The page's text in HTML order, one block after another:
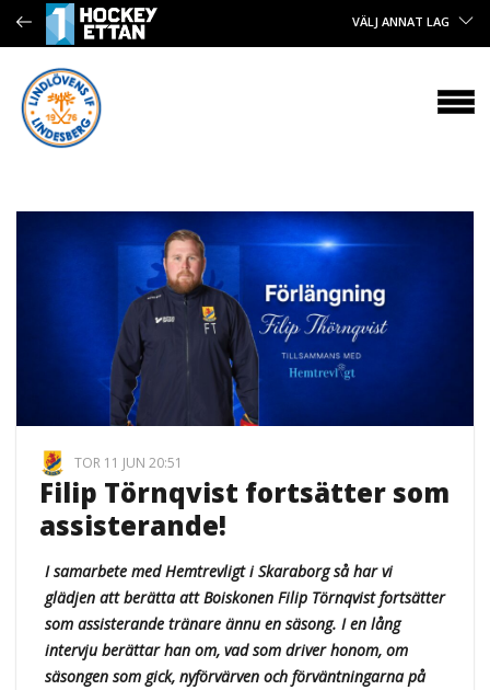
VÄLJ ANNAT LAG
TOR 11 JUN 20:51
Filip Törnqvist fortsätter som
assisterande!
I samarbete med Hemtrevligt i Skaraborg så har vi
glädjen att berätta att Boiskonen Filip Törnqvist fortsätter
som assisterande tränare ännu en säsong. I en lång
intervju berättar han om, vad som driver honom, om
säsongen som gick, nyförvärven och förväntningarna på